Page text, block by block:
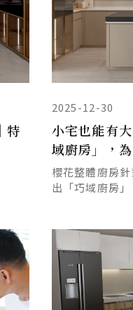
特
2025-12-30
小宅也能有
域廚房」，
櫻花整體廚房
出「巧域廚房